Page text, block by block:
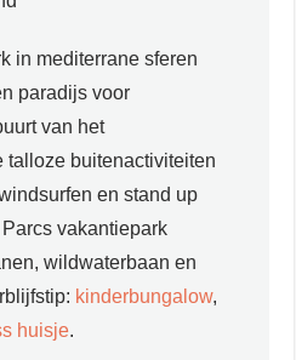
in mediterrane sferen
paradijs voor
van het
talloze buitenactiviteiten
en stand up
vakantiepark
wildwaterbaan en
kinderbungalow,
huisje.